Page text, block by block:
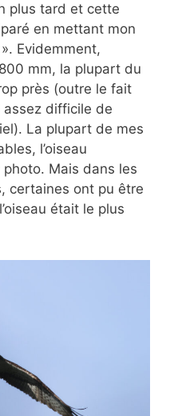
plus tard et cette
en mettant mon
Evidemment,
mm, la plupart du
près (outre le fait
assez difficile de
La plupart de mes
l’oiseau
Mais dans les
certaines ont pu être
était le plus